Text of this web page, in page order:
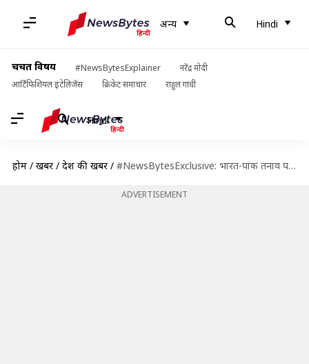
अन्य Hindi
चर्चित विषय #NewsBytesExplainer
नरेंद्र मोदी
आर्टिफिशियल इंटेलिजेंस
क्रिकेट समाचार राहुल गांधी
Hindi
होम / खबरें / देश की खबरें / #NewsBytesExclusive: भारत-पाक तनाव पर सुरक्षा विशेषज्ञ अभिजीत अय्यर-मित्रा से खास बातचीत
ADVERTISEMENT